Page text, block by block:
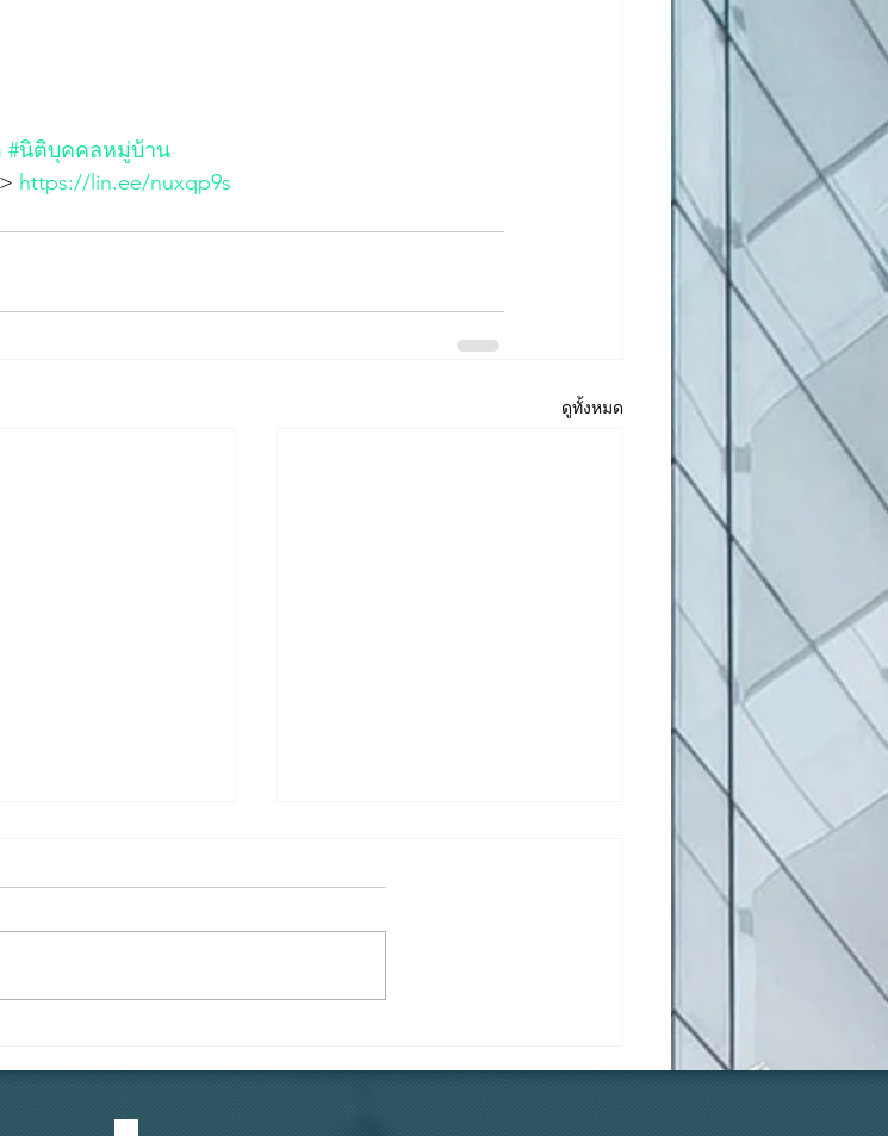
#นิติบุคคลหมู่บ้าน
https://lin.ee/nuxqp9s
ดูทั้งหมด
แต่คือ "ด่านแรก"
ห้ามสูบบุหรี่ที่ระเบียง?